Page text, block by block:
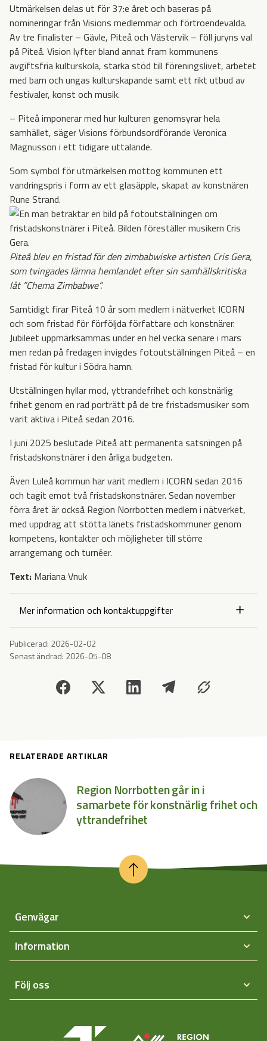
Utmärkelsen delas ut för 37:e året och baseras på
nomineringar från Visions medlemmar och förtroendevalda.
Av tre finalister – Gävle, Piteå och Västervik – föll juryns val
på Piteå. Vision lyfter bland annat fram kommunens
avgiftsfria kulturskola, starka stöd till föreningslivet, arbetet
med barn och ungas kulturskapande samt ett rikt utbud av
festivaler, konst och musik.
– Piteå imponerar med hur kulturen genomsyrar hela
samhället, säger Visions förbundsordförande Veronica
Magnusson i ett tidigare uttalande.
Som symbol för utmärkelsen mottog kommunen ett
vandringspris i form av ett glasäpple, skapat av konstnären
Rune Strand.
Piteå blev en fristad för den zimbabwiske artisten Cris Gera,
som tvingades lämna hemlandet efter sin samhällskritiska
låt ”Chema Zimbabwe”.
Samtidigt firar Piteå 10 år som medlem i nätverket ICORN
och som fristad för förföljda författare och konstnärer.
Jubileet uppmärksammas under en hel vecka senare i mars
men redan på fredagen invigdes fotoutställningen Piteå – en
fristad för kultur i Södra hamn.
Utställningen hyllar mod, yttrandefrihet och konstnärlig
frihet genom en rad porträtt på de tre fristadsmusiker som
varit aktiva i Piteå sedan 2016.
I juni 2025 beslutade Piteå att permanenta satsningen på
fristadskonstnärer i den årliga budgeten.
Även Luleå kommun har varit medlem i ICORN sedan 2016
och tagit emot två fristadskonstnärer. Sedan november
förra året är också Region Norrbotten medlem i nätverket,
med uppdrag att stötta länets fristadskommuner genom
kompetens, kontakter och möjligheter till större
arrangemang och turnéer.
Text: Mariana Vnuk
Mer information och kontaktuppgifter
Publicerad: 2026-02-02
Senast ändrad: 2026-05-08
RELATERADE ARTIKLAR
Region Norrbotten går in i
samarbete för konstnärlig frihet och
yttrandefrihet
Genvägar
Information
Följ oss